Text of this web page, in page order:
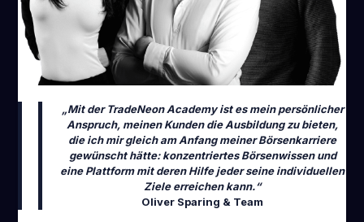
„Mit der TradeNeon Academy ist es mein persönlicher
Anspruch, meinen Kunden die Ausbildung zu bieten,
die ich mir gleich am Anfang meiner Börsenkarriere
gewünscht hätte: konzentriertes Börsenwissen und
eine Plattform mit deren Hilfe jeder seine individuellen
Ziele erreichen kann.“
Oliver Sparing & Team